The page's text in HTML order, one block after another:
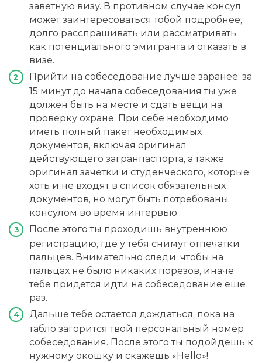
заветную визу. В противном случае консул
может заинтересоваться тобой подробнее,
долго расспрашивать или рассматривать
как потенциального эмигранта и отказать в
визе.
Прийти на собеседование лучше заранее: за
15 минут до начала собеседования ты уже
должен быть на месте и сдать вещи на
проверку охране. При себе необходимо
иметь полный пакет необходимых
документов, включая оригинал
действующего загранпаспорта, а также
оригинал зачетки и студенческого, которые
хоть и не входят в список обязательных
документов, но могут быть потребованы
консулом во время интервью.
После этого ты проходишь внутреннюю
регистрацию, где у тебя снимут отпечатки
пальцев. Внимательно следи, чтобы на
пальцах не было никаких порезов, иначе
тебе придется идти на собеседование еще
раз.
Дальше тебе остается дождаться, пока на
табло загорится твой персональный номер
собеседования. После этого ты подойдешь к
нужному окошку и скажешь «Hello»!